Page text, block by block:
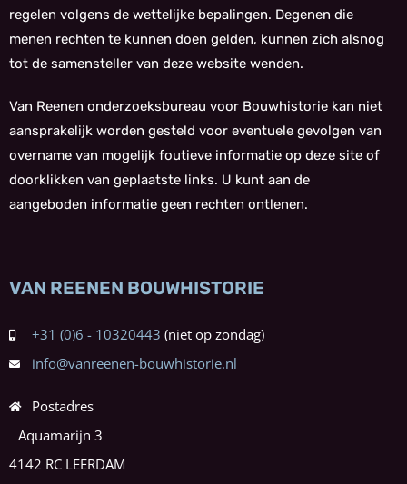
regelen volgens de wettelijke bepalingen. Degenen die
menen rechten te kunnen doen gelden, kunnen zich alsnog
tot de samensteller van deze website wenden.
Van Reenen onderzoeksbureau voor Bouwhistorie kan niet
aansprakelijk worden gesteld voor eventuele gevolgen van
overname van mogelijk foutieve informatie op deze site of
doorklikken van geplaatste links. U kunt aan de
aangeboden informatie geen rechten ontlenen.
VAN REENEN BOUWHISTORIE
+31 (0)6 - 10320443
info@vanreenen-bouwhistorie.nl
Postadres
Aquamarijn 3
4142 RC LEERDAM